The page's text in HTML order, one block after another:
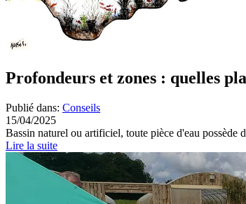
Profondeurs et zones : quelles
Publié dans: Conseils
15/04/2025
Bassin naturel ou artificiel, toute pièce d'eau possède
Lire la suite